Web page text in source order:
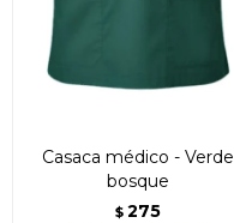
Casaca médico - Verde
bosque
$ 275